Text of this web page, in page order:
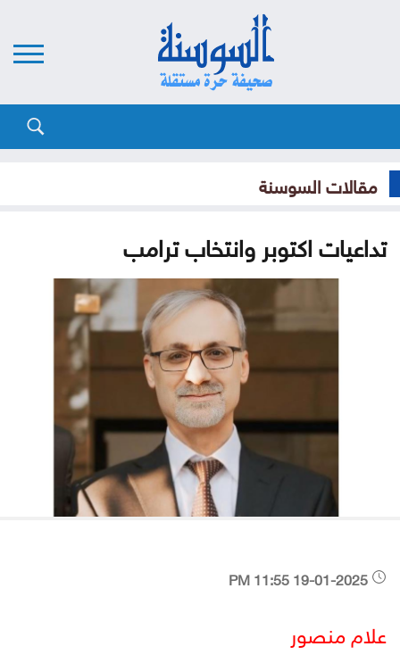
مقالات السوسنة
تداعيات اكتوبر وانتخاب ترامب
علام منصور